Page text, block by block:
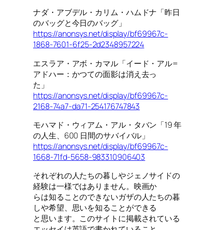
ナダ・アブデル・カリム・ハムドナ「昨日
のバッグと今日のバッグ」
https://anonsys.net/display/bf69967c-
1868-7601-6f25-2d2348957224
エスラア・アボ・カマル「イード・アル=
アドハー：かつての面影は消え去っ
た」
https://anonsys.net/display/bf69967c-
2168-74a7-da71-254176747843
モハマド・ウィアム・アル・タバン「19 年
の人生、600 日間のサバイバル」
https://anonsys.net/display/bf69967c-
1668-71fd-5658-983310906403
それぞれの人たちの暮しやジェノサイドの
経験は一様ではありません。映画か
らは知ることのできないガザの人たちの暮
しや希望、思いを知ることができる
と思います。このサイトに掲載されている